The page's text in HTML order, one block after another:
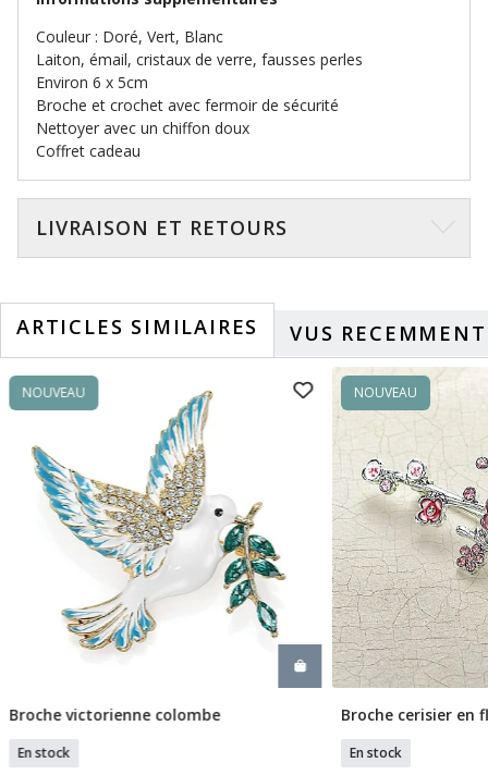
Couleur : Doré, Vert, Blanc
Laiton, émail, cristaux de verre, fausses perles
Environ 6 x 5cm
Broche et crochet avec fermoir de sécurité
Nettoyer avec un chiffon doux
Coffret cadeau
LIVRAISON ET RETOURS
ARTICLES SIMILAIRES VUS RECEMMENT
NOUVEAU
Ajouter Au Panier
Broche victorienne colombe
En stock
NOUVEAU
Ajouter
Broche cerisier en
En stock